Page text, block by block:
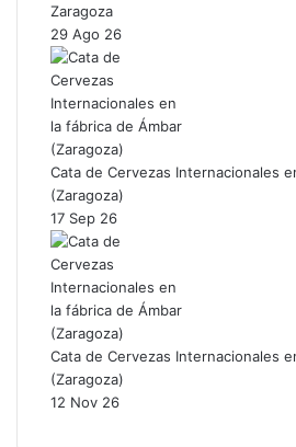
Zaragoza
29 Ago 26
Cata de Cervezas Internacionales
(Zaragoza)
17 Sep 26
Cata de Cervezas Internacionales
(Zaragoza)
12 Nov 26